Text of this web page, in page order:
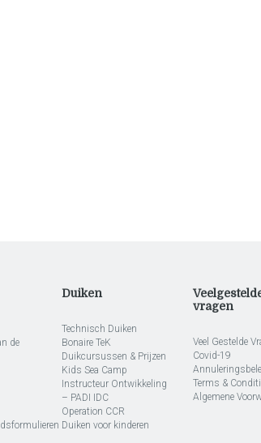
de
Duiken
Technisch Duiken
Bonaire TeK
Duikcursussen & Prijzen
Kids Sea Camp
Instructeur Ontwikkeling
– PADI IDC
Operation CCR
Duiken voor kinderen
vragen
Veel Gestelde
Covid-19
Terms &
Algemene